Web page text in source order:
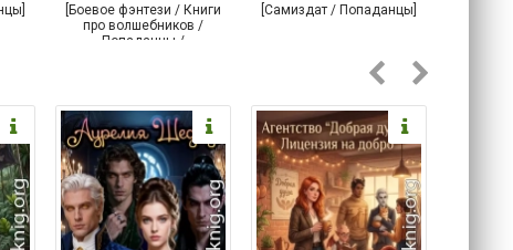
[Боевое фэнтези / Книги
про волшебников /
Попаданцы /
[Самиздат / Попаданцы]